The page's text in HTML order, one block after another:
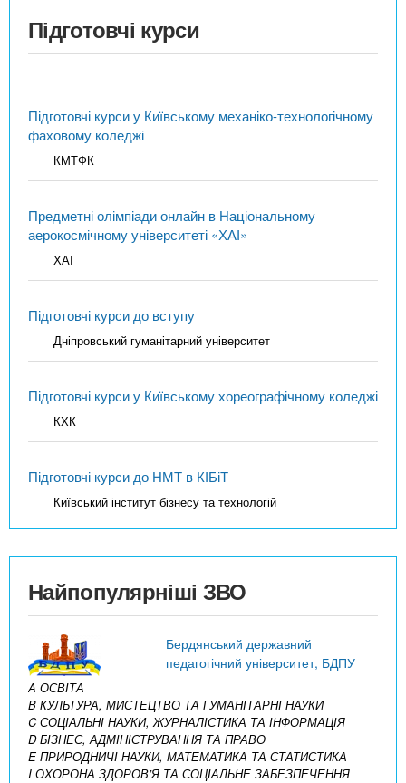
Підготовчі курси
Підготовчі курси у Київському механіко-технологічному
фаховому коледжі
КМТФК
Предметні олімпіади онлайн в Національному
аерокосмічному університеті «ХАІ»
ХАІ
Підготовчі курси до вступу
Дніпровський гуманітарний університет
Підготовчі курси у Київському хореографічному коледжі
КХК
Підготовчі курси до НМТ в КІБіТ
Київський інститут бізнесу та технологій
Найпопулярніші ЗВО
Бердянський державний
педагогічний університет, БДПУ
A ОСВІТА
B КУЛЬТУРА, МИСТЕЦТВО ТА ГУМАНІТАРНІ НАУКИ
C СОЦІАЛЬНІ НАУКИ, ЖУРНАЛІСТИКА ТА ІНФОРМАЦІЯ
D БІЗНЕС, АДМІНІСТРУВАННЯ ТА ПРАВО
E ПРИРОДНИЧІ НАУКИ, МАТЕМАТИКА ТА СТАТИСТИКА
I ОХОРОНА ЗДОРОВ’Я ТА СОЦІАЛЬНЕ ЗАБЕЗПЕЧЕННЯ